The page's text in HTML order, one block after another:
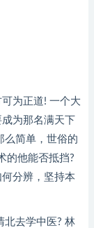
为正道! 一个大
为那名满天下
么简单，世俗的
的他能否抵挡?
分辨，坚持本
北去学中医? 林